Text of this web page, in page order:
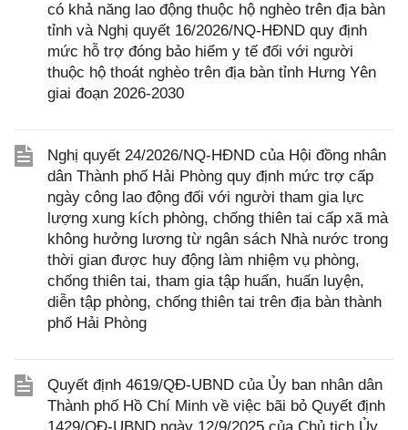
có khả năng lao động thuộc hộ nghèo trên địa bàn
tỉnh và Nghị quyết 16/2026/NQ-HĐND quy định
mức hỗ trợ đóng bảo hiểm y tế đối với người
thuộc hộ thoát nghèo trên địa bàn tỉnh Hưng Yên
giai đoạn 2026-2030
Nghị quyết 24/2026/NQ-HĐND của Hội đồng nhân
dân Thành phố Hải Phòng quy định mức trợ cấp
ngày công lao động đối với người tham gia lực
lượng xung kích phòng, chống thiên tai cấp xã mà
không hưởng lương từ ngân sách Nhà nước trong
thời gian được huy động làm nhiệm vụ phòng,
chống thiên tai, tham gia tập huấn, huấn luyện,
diễn tập phòng, chống thiên tai trên địa bàn thành
phố Hải Phòng
Quyết định 4619/QĐ-UBND của Ủy ban nhân dân
Thành phố Hồ Chí Minh về việc bãi bỏ Quyết định